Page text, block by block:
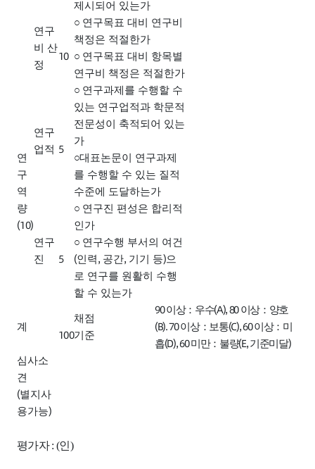
제시되어 있는가
연구
비 산
정
10
○ 연구목표 대비 연구비
책정은 적절한가
○ 연구목표 대비 항목별
연구비 책정은 적절한가
연
구
역
량
(10)
연구
업적 5
○ 연구과제를 수행할 수
있는 연구업적과 학문적
전문성이 축적되어 있는
가
○대표논문이 연구과제
를 수행할 수 있는 질적
수준에 도달하는가
연구
진
5
○ 연구진 편성은 합리적
인가
○ 연구수행 부서의 여건
(인력, 공간, 기기 등)으
로 연구를 원활히 수행
할 수 있는가
계
100
채점
기준
90이상： 우수(A), 80이상： 양호
(B). 70이상： 보통(C), 60이상： 미
흡(D), 60미만： 불량(E,기준미달)
심사소
견
(별지사
용가능)
평가자: (인)